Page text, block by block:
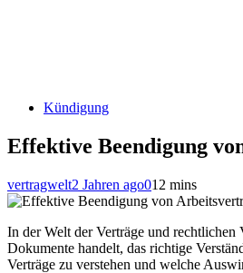
Kündigung
Effektive Beendigung
vertragwelt2 Jahren ago012 mins
In der Welt der Verträge und rechtlichen
Dokumente handelt, das richtige
Verträge zu verstehen und welche